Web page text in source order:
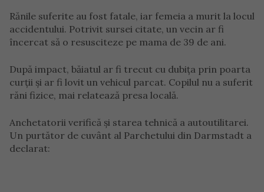
Rănile suferite au fost fatale, iar femeia a murit la locul
accidentului. Potrivit sursei citate, un vecin ar fi
încercat să o resusciteze pe mama de 39 de ani.
După impact, băiatul ar fi trecut cu dubița prin poarta
curții și ar fi lovit un vehicul parcat. Copilul nu a suferit
răni fizice, mai relatează presa locală.
Anchetatorii verifică și starea tehnică a autoutilitarei.
Un purtător de cuvânt al Parchetului din Darmstadt a
declarat: